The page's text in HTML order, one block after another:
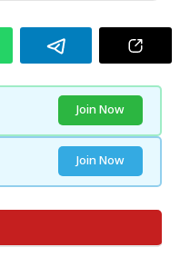
Join Now
Join Now